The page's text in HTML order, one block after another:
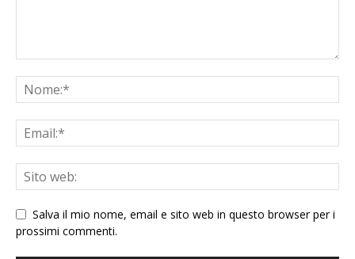
Salva il mio nome, email e sito web in questo browser per i
prossimi commenti.